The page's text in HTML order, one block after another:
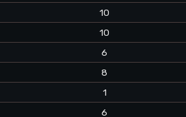
10
10
6
8
1
6